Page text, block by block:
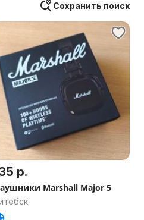
Сохранить поиск
р.
Marshall Major 5